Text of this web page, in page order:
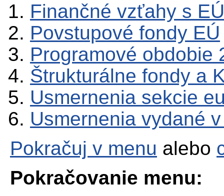
Finančné vzťahy s EÚ
Povstupové fondy EÚ
Programové obdobie
Štrukturálne fondy a
Usmernenia sekcie
Usmernenia vydané
Pokračuj v menu alebo
Pokračovanie menu: